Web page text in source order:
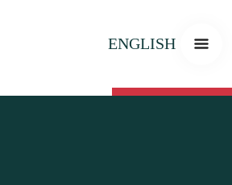
ENGLISH